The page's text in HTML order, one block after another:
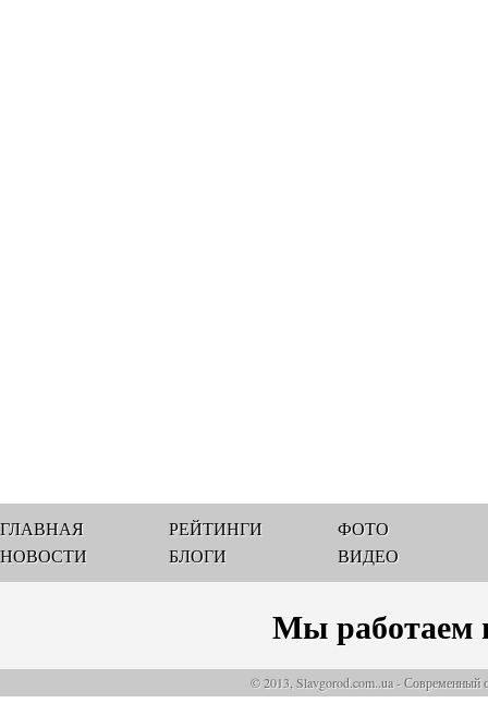
ГЛАВНАЯ
НОВОСТИ
РЕЙТИНГИ
БЛОГИ
ФОТО
ВИДЕО
Мы работаем
© 2013, Slavgorod.com..ua - Современный